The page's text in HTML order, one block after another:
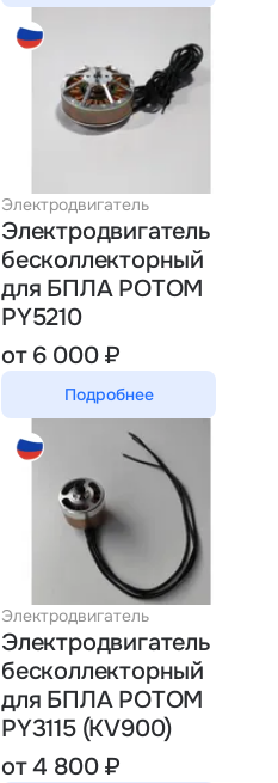
Электродвигатель
Электродвигатель
бесколлекторный
для БПЛА РОТОМ
PY5210
от 6 000 ₽
Подробнее
Электродвигатель
Электродвигатель
бесколлекторный
для БПЛА PОTOM
PY3115 (KV900)
от 4 800 ₽